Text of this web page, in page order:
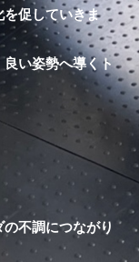
促していきま
い姿勢へ導くト
不調につながり